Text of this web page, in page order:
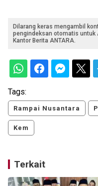
Dilarang keras mengambil
pengindeksan otomatis untuk
Kantor Berita ANTARA.
Tags:
Rampai Nusantara
Kem
Terkait